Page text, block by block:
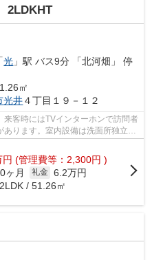
2LDKHT
「光 」駅 バス9分 「北河畑」 停
㎡
光井４丁目１９－１２
客時にはTVインターホンで訪問者
ります。室内設備は洗面所独立・
円 (管理費等：2,300円 )
0ヶ月 礼金 6.2万円
/ 51.26㎡